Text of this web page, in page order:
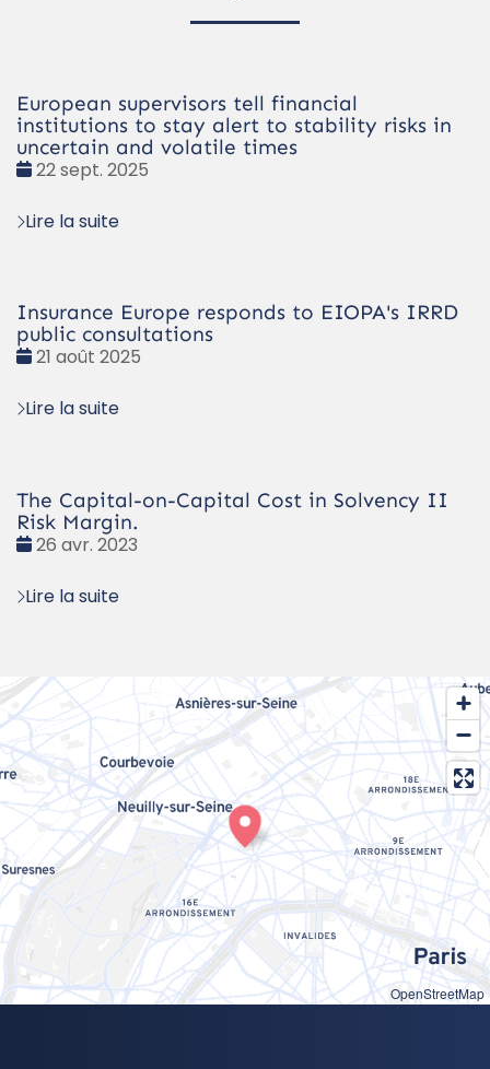
European supervisors tell financial
institutions to stay alert to stability risks in
uncertain and volatile times
Date
22 sept. 2025
Lire la suite
Insurance Europe responds to EIOPA's IRRD
public consultations
Date
21 août 2025
Lire la suite
The Capital-on-Capital Cost in Solvency II
Risk Margin.
Date
26 avr. 2023
Lire la suite
OpenStreetMap